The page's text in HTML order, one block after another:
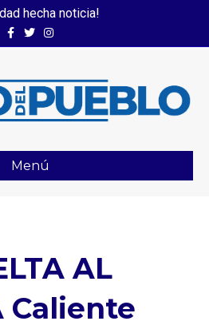
hecha noticia!
FacebookTwitterInstagram
Menú
AL
Caliente